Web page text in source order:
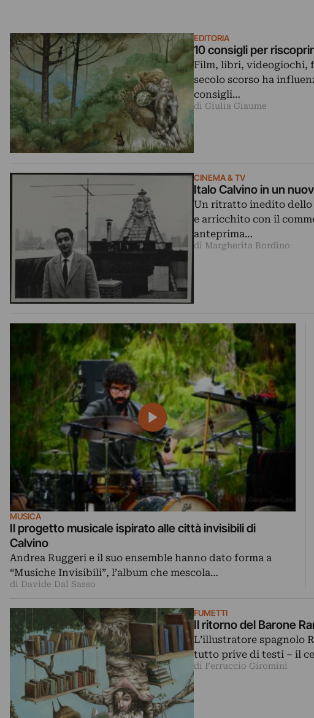
EDITORIA
10 consigli per
Film, libri, videogiochi,
secolo scorso ha
consigli…
di Giulia Giaume
CINEMA & TV
Italo Calvino in un
Un ritratto inedito
e arricchito con il
anteprima…
di Margherita Bordino
MUSICA
Il progetto musicale ispirato alle città invisibili di
Calvino
Andrea Ruggeri e il suo ensemble hanno dato forma a
“Musiche Invisibili”, l’album che mescola…
di Davide Dal Sasso
FUMETTI
Il ritorno del Barone
L’illustratore spagnolo
tutto prive di testi – il
di Ferruccio Giromini